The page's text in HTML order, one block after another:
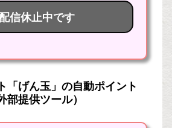
巡回ツール（UWSC）を公開し
ます
CMくじ（dreevee.com）自動巡回ツ
ールCMくじ（dreevee.com）自動巡
回ツールを作成いたしましたので、公
（dreevee.com）...
んけんもプレイする仕様に
：rev3
更に対応
信休止中です
「げん玉」の自動ポイント
部提供ツール）